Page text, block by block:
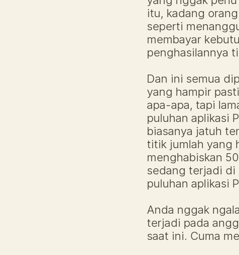
itu, kadang
seperti
membayar
penghasilannya
Dan ini semua
yang hampir
apa-apa, tapi
puluhan aplikasi
biasanya jatuh
titik jumlah yang
menghabiskan
sedang terjadi di
puluhan aplikasi
Anda nggak
terjadi pada
saat ini. Cuma